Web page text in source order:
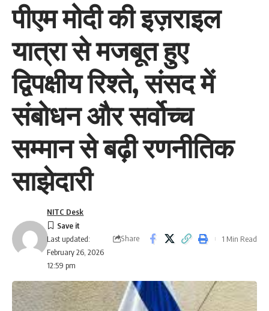
पीएम मोदी की इज़राइल
यात्रा से मजबूत हुए
द्विपक्षीय रिश्ते, संसद में
संबोधन और सर्वोच्च
सम्मान से बढ़ी रणनीतिक
साझेदारी
Last updated:
February 26, 2026
12:59 pm
NITC Desk
Share 1 Min Read